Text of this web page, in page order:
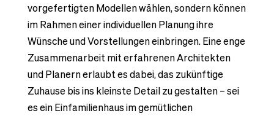
vorgefertigten Modellen wählen, sondern können
im Rahmen einer individuellen Planung ihre
Wünsche und Vorstellungen einbringen. Eine enge
Zusammenarbeit mit erfahrenen Architekten
und Planern erlaubt es dabei, das zukünftige
Zuhause bis ins kleinste Detail zu gestalten – sei
es ein Einfamilienhaus im gemütlichen